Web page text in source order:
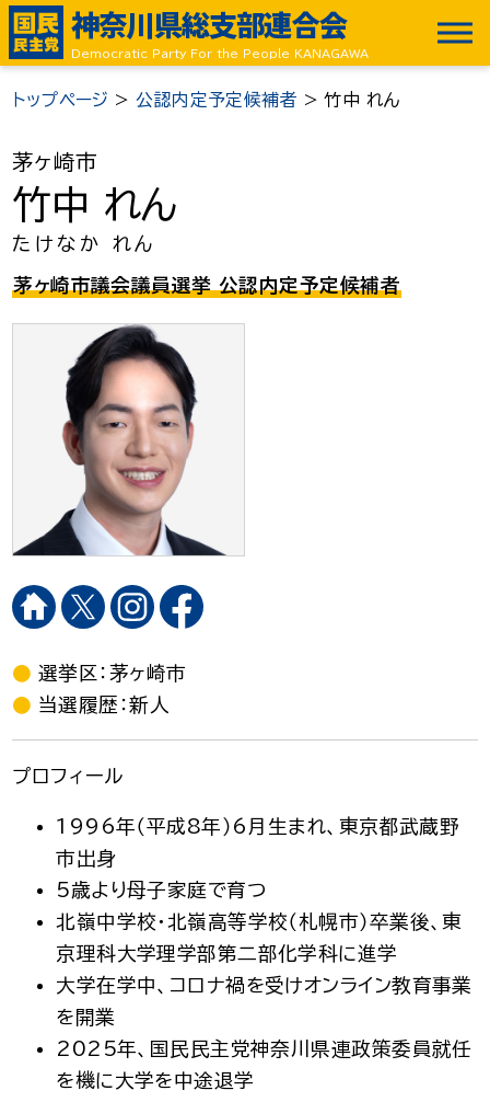
神奈川県総支部連合会
Democratic Party For the People KANAGAWA
トップページ >公認内定予定候補者 >竹中 れん
茅ヶ崎市
竹中 れん
たけなか れん
茅ヶ崎市議会議員選挙 公認内定予定候補者
選挙区：茅ヶ崎市
当選履歴：新人
プロフィール
1996年（平成8年）6月生まれ、東京都武蔵野
市出身
5歳より母子家庭で育つ
北嶺中学校・北嶺高等学校（札幌市）卒業後、東
京理科大学理学部第二部化学科に進学
大学在学中、コロナ禍を受けオンライン教育事業
を開業
2025年、国民民主党神奈川県連政策委員就任
を機に大学を中途退学